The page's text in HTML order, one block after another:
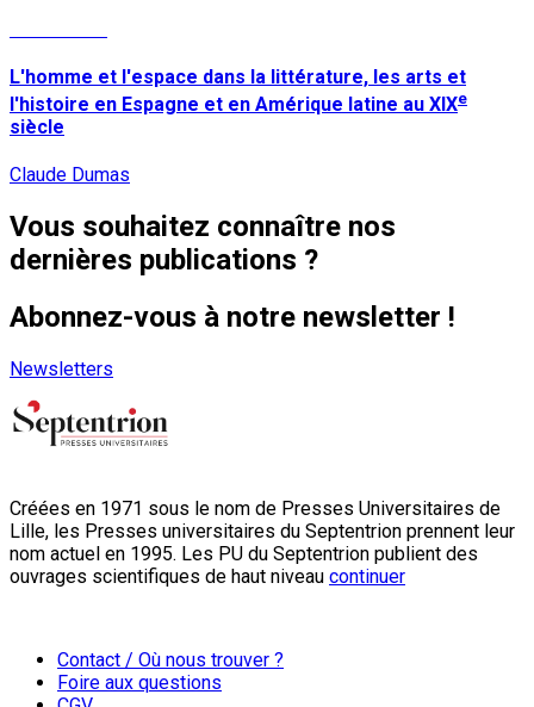
L'homme et l'espace dans la littérature, les arts et
l'histoire en Espagne et en Amérique latine au XIXe
siècle
Claude Dumas
Vous souhaitez connaître nos
dernières publications ?
Abonnez-vous à notre newsletter !
Newsletters
Créées en 1971 sous le nom de Presses Universitaires de
Lille, les Presses universitaires du Septentrion prennent leur
nom actuel en 1995. Les PU du Septentrion publient des
ouvrages scientifiques de haut niveau continuer
Contact / Où nous trouver ?
Foire aux questions